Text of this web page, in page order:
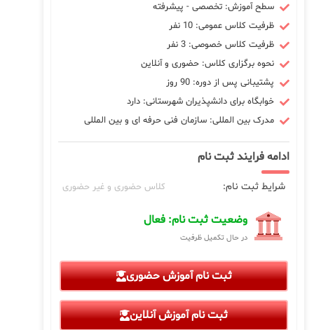
سطح آموزش: تخصصی - پیشرفته
ظرفیت کلاس عمومی: 10 نفر
ظرفیت کلاس خصوصی: 3 نفر
نحوه برگزاری کلاس: حضوری و آنلاین
پشتیبانی پس از دوره: 90 روز
خوابگاه برای دانشپذیران شهرستانی: دارد
مدرک بین المللی: سازمان فنی حرفه ای و بین المللی
ادامه فرایند ثبت نام
شرایط ثبت نام: کلاس حضوری و غیر حضوری
وضعیت ثبت نام: فعال
در حال تکمیل ظرفیت
ثبت نام آموزش حضوری
ثبت نام آموزش آنلاین